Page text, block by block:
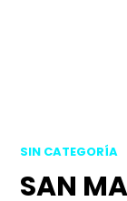
SIN CATEGORÍA
SAN